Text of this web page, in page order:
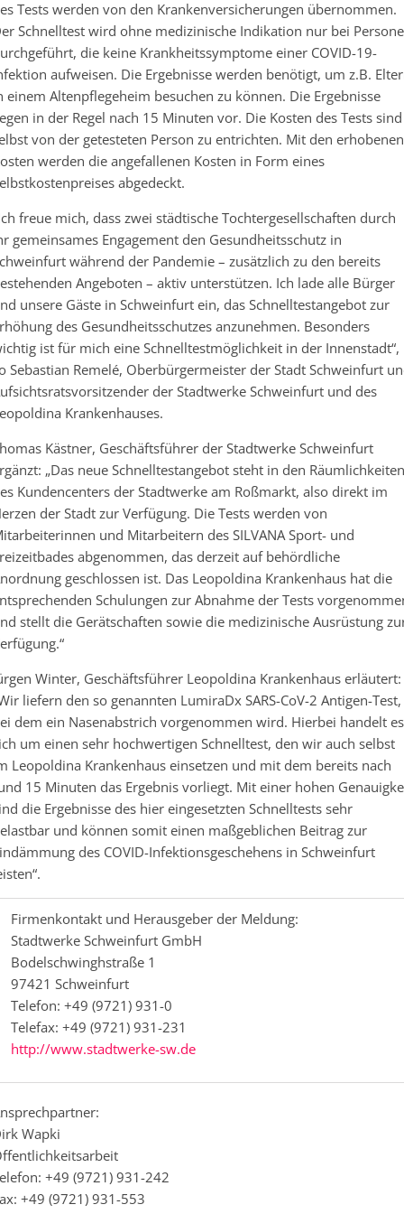
Tests werden von den Krankenversicherungen übernommen.
Schnelltest wird ohne medizinische Indikation nur bei
die keine Krankheitssymptome einer COVID-19-
aufweisen. Die Ergebnisse werden benötigt, um z.B.
einem Altenpflegeheim besuchen zu können. Die Ergebnisse
in der Regel nach 15 Minuten vor. Die Kosten des Tests sind
von der getesteten Person zu entrichten. Mit den erhobenen
werden die angefallenen Kosten in Form eines
abgedeckt.
freue mich, dass zwei städtische Tochtergesellschaften durch
gemeinsames Engagement den Gesundheitsschutz in
während der Pandemie – zusätzlich zu den bereits
Angeboten – aktiv unterstützen. Ich lade alle Bürger
unsere Gäste in Schweinfurt ein, das Schnelltestangebot zur
des Gesundheitsschutzes anzunehmen. Besonders
ist für mich eine Schnelltestmöglichkeit in der Innenstadt“,
Sebastian Remelé, Oberbürgermeister der Stadt Schweinfurt
der Stadtwerke Schweinfurt und des
Krankenhauses.
Kästner, Geschäftsführer der Stadtwerke Schweinfurt
„Das neue Schnelltestangebot steht in den Räumlichkeiten
Kundencenters der Stadtwerke am Roßmarkt, also direkt im
der Stadt zur Verfügung. Die Tests werden von
und Mitarbeitern des SILVANA Sport- und
abgenommen, das derzeit auf behördliche
geschlossen ist. Das Leopoldina Krankenhaus hat die
Schulungen zur Abnahme der Tests
stellt die Gerätschaften sowie die medizinische Ausrüstung
Winter, Geschäftsführer Leopoldina Krankenhaus erläutert:
liefern den so genannten LumiraDx SARS-CoV-2 Antigen-Test,
dem ein Nasenabstrich vorgenommen wird. Hierbei handelt es
um einen sehr hochwertigen Schnelltest, den wir auch selbst
Leopoldina Krankenhaus einsetzen und mit dem bereits nach
15 Minuten das Ergebnis vorliegt. Mit einer hohen
die Ergebnisse des hier eingesetzten Schnelltests sehr
und können somit einen maßgeblichen Beitrag zur
des COVID-Infektionsgeschehens in Schweinfurt
Firmenkontakt und Herausgeber der Meldung:
Stadtwerke Schweinfurt GmbH
Bodelschwinghstraße 1
97421 Schweinfurt
Telefon: +49 (9721) 931-0
Telefax: +49 (9721) 931-231
http://www.stadtwerke-sw.de
Wapki
+49 (9721) 931-242
+49 (9721) 931-553